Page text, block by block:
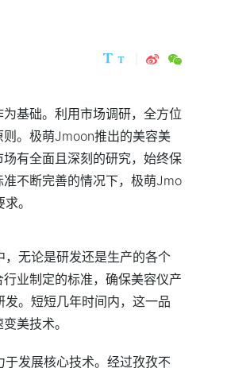
基础。利用市场调研，全方位
。极萌Jmoon推出的美容美
有全面且深刻的研究，始终保
不断完善的情况下，极萌Jmo
。
无论是研发还是生产的各个
业制定的标准，确保美容仪产
。短短几年时间内，这一品
美技术。
发展核心技术。经过孜孜不